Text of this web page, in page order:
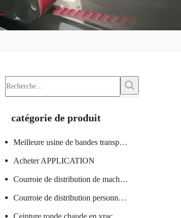
catégorie de produit
Meilleure usine de bandes transporteuses
Acheter APPLICATION
Courroie de distribution de machine à verre certifiée
Courroie de distribution personnalisée